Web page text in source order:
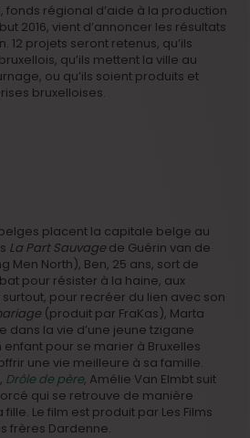
fonds régional d’aide à la production
2016, vient d’annoncer les résultats
12 projets seront retenus, qu’ils
qu’ils mettent la ville au
ou qu’ils soient produits et
bruxelloises.
placent la capitale belge au
La Part Sauvage de Guérin van de
Men North), Ben, 25 ans, sort de
pour résister à la haine, aux
pour recréer du lien avec son
(produit par FraKas), Marta
dans la vie d’une jeune tzigane
pour se marier à Bruxelles
une vie meilleure à sa famille.
Drôle de père, Amélie Van Elmbt suit
qui se retrouve de manière
Le film est produit par Les Films
frères Dardenne.